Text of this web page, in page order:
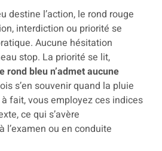
destine l’action, le rond rouge
interdiction ou priorité se
Aucune hésitation
stop. La priorité se lit,
rond bleu n’admet aucune
s’en souvenir quand la pluie
fait, vous employez ces indices
ce qui s’avère
l’examen ou en conduite